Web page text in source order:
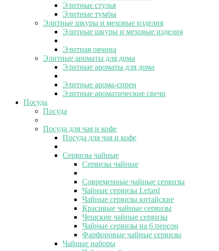
Элитные стулья
Элитные тумбы
Элитные шкуры и меховые изделия
Элитные шкуры и меховые изделия
Элитная овчина
Элитные ароматы для дома
Элитные ароматы для дома
Элитные арома-спреи
Элитные ароматические свечи
Посуда
Посуда
Посуда для чая и кофе
Посуда для чая и кофе
Сервизы чайные
Сервизы чайные
Современные чайные сервизы
Чайные сервизы Lefard
Чайные сервизы китайские
Красивые чайные сервизы
Чешские чайные сервизы
Чайные сервизы на 6 персон
Фарфоровые чайные сервизы
Чайные наборы